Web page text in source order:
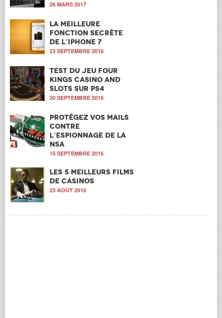
26 MARS 2017
La meilleure
fonction secrète
de l’iPhone 7
23 SEPTEMBRE 2016
Test du jeu Four
Kings Casino and
Slots sur PS4
20 SEPTEMBRE 2016
Protégez vos mails
contre
l’espionnage de la
NSA
15 SEPTEMBRE 2016
Les 5 meilleurs films
de casinos
23 AOÛT 2016